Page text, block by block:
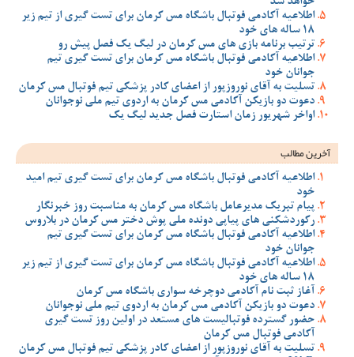
اطلاعیه آکادمی فوتبال باشگاه مس کرمان برای تست گیری از تیم زیر
18 ساله های خود
ترتیب برنامه بازی های مس کرمان در لیگ یک فصل پیش رو
اطلاعیه آکادمی فوتبال باشگاه مس کرمان برای تست گیری تیم
جوانان خود
تسلیت به آقای نوروزپور از اعضای کادر پزشکی تیم فوتبال مس کرمان
دعوت دو بازیکن آکادمی مس کرمان به اردوی تیم ملی نوجوانان
اواخر شهریور زمان استارت فصل جدید لیگ یک
آخرین مطالب
اطلاعیه آکادمی فوتبال باشگاه مس کرمان برای تست گیری تیم امید
خود
پیام تبریک مدیرعامل باشگاه مس کرمان به مناسبت روز خبرنگار
رکوردشکنی های پیاپی دونده ملی پوش دختر مس کرمان در بلاروس
اطلاعیه آکادمی فوتبال باشگاه مس کرمان برای تست گیری تیم
جوانان خود
اطلاعیه آکادمی فوتبال باشگاه مس کرمان برای تست گیری از تیم زیر
18 ساله های خود
آغاز ثبت نام آکادمی دوچرخه سواری باشگاه مس کرمان
دعوت دو بازیکن آکادمی مس کرمان به اردوی تیم ملی نوجوانان
حضور گسترده فوتبالیست های مستعد در اولین روز تست گیری
آکادمی فوتبال مس کرمان
تسلیت به آقای نوروزپور از اعضای کادر پزشکی تیم فوتبال مس کرمان